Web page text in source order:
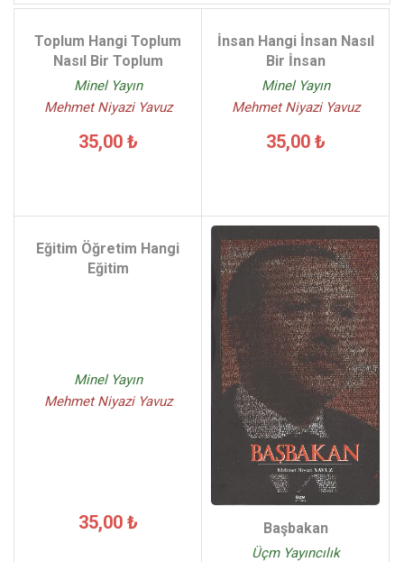
Toplum Hangi Toplum
Nasıl Bir Toplum
Minel Yayın
Mehmet Niyazi Yavuz
35,00 ₺
İnsan Hangi İnsan Nasıl
Bir İnsan
Minel Yayın
Mehmet Niyazi Yavuz
35,00 ₺
Eğitim Öğretim Hangi
Eğitim
Minel Yayın
Mehmet Niyazi Yavuz
35,00 ₺ Başbakan
Üçm Yayıncılık